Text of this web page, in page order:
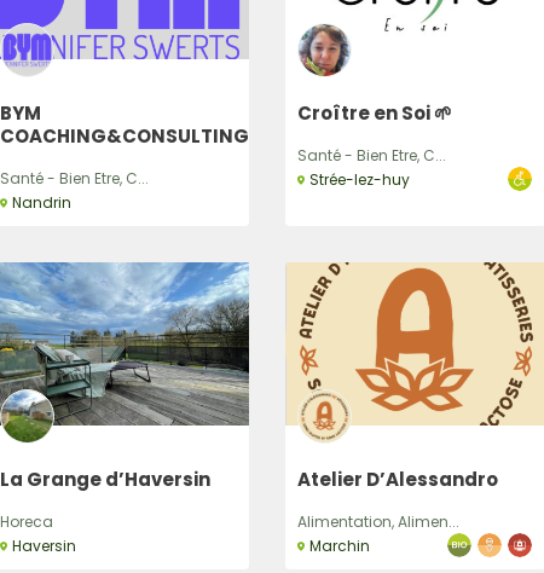
BYM
COACHING&CONSULTING
Santé - Bien Etre, C...
Nandrin
Croître en Soi 🌱
Santé - Bien Etre, C...
Strée-lez-huy
La Grange d’Haversin
Horeca
Haversin
Atelier D’Alessandro
Alimentation, Alimen...
Marchin